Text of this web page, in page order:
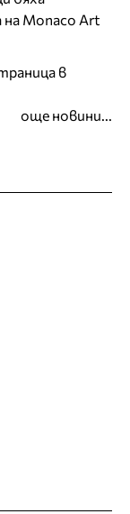
на Monaco Art
в
още новини...